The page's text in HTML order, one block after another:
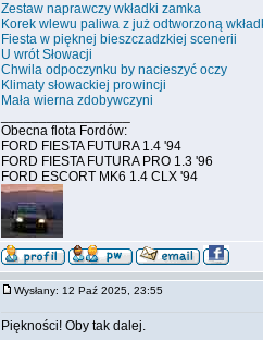
Zestaw naprawczy wkładki zamka
Korek wlewu paliwa z już odtworzoną
Fiesta w pięknej bieszczadzkiej scenerii
U wrót Słowacji
Chwila odpoczynku by nacieszyć oczy
Klimaty słowackiej prowincji
Mała wierna zdobywczyni
Obecna flota Fordów:
FORD FIESTA FUTURA 1.4 '94
FORD FIESTA FUTURA PRO 1.3 '96
FORD ESCORT MK6 1.4 CLX '94
Wysłany: 12 Paź 2025, 23:55
Piękności! Oby tak dalej.